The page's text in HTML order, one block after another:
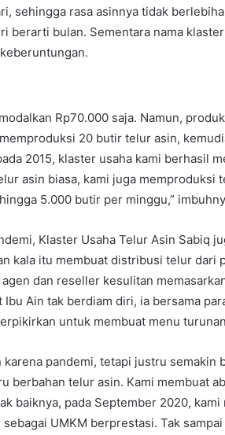
sehingga rasa asinnya tidak
berarti bulan. Sementara nama
Rp70.000 saja. Namun,
20 butir telur asin,
2015, klaster usaha kami berhasil
asin biasa, kami juga memproduksi
5.000 butir per minggu,”
Klaster Usaha Telur Asin Sabiq
kala itu membuat distribusi telur dari
dan reseller kesulitan
Ain tak berdiam diri, ia bersama
untuk membuat menu
pandemi, tetapi justru semakin
berbahan telur asin. Kami membuat
baiknya, pada September 2020, kami
UMKM berprestasi. Tak